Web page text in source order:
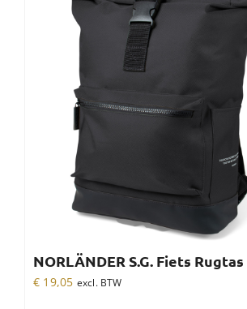
NORLÄNDER S.G. Fiets
€ 19,05 excl. BTW